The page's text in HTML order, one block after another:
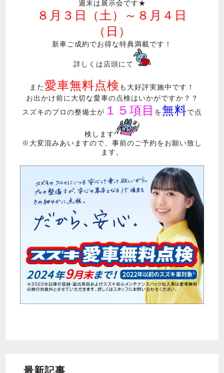
週末は展示会です★
８月３日（土）～８月４日
（日）
新車ご成約でお得な特典満載です！
詳しくは店頭にて
また愛車無料点検 も大好評実施中です！
お出かけ前に大切な愛車の点検はいかがですか？？
スズキのプロの整備士が １５項目 を無料で点
検します
※大変混みあいますので、事前のご予約をお願い致し
ます。
最新記事